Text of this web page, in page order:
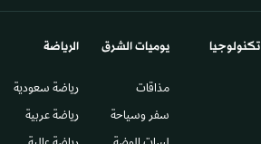
تكنولوجيا يوميات الشرق​
مذاقات
سفر وسياحة
الرياضة
رياضة سعودية
رياضة عربية